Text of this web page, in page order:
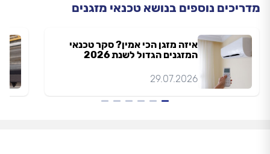
מדריכים נוספים בנושא טכנאי מזגנים
איזה מזגן הכי אמין? סקר טכנאי
המזגנים הגדול לשנת 2026
29.07.2026